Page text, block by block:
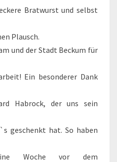
Bratwurst und selbst
Plausch.
und der Stadt Beckum für
Ein besonderer Dank
Habrock, der uns sein
geschenkt hat. So haben
Woche vor dem